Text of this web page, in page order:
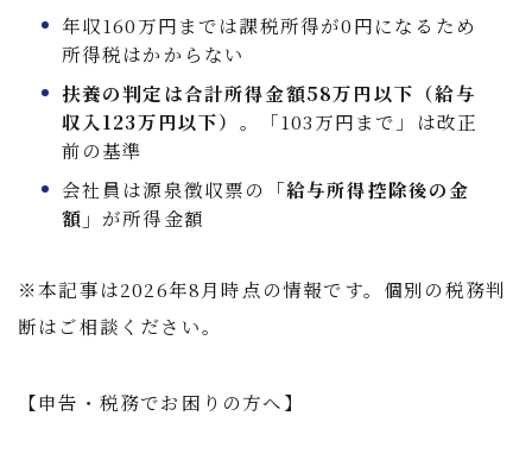
年収160万円までは課税所得が0円になるため
所得税はかからない
扶養の判定は合計所得金額58万円以下（給与
収入123万円以下） 。「103万円まで」は改正
前の基準
会社員は源泉徴収票の
「給与所得控除後の金
額」 が所得金額
※本記事は2026年8月時点の情報です。個別の税務判
断はご相談ください。
【申告・税務でお困りの方へ】